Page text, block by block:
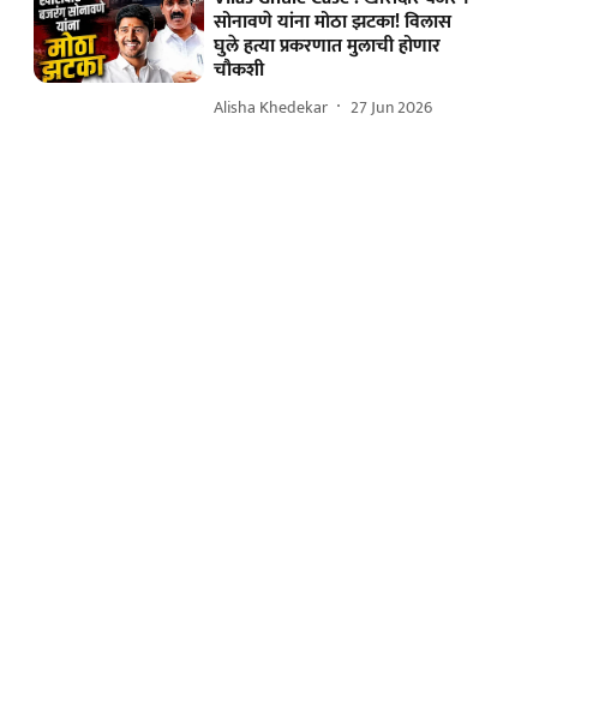
सोनावणे यांना मोठा झटका! विलास
घुले हत्या प्रकरणात मुलाची होणार
चौकशी
Alisha Khedekar 27 Jun 2026